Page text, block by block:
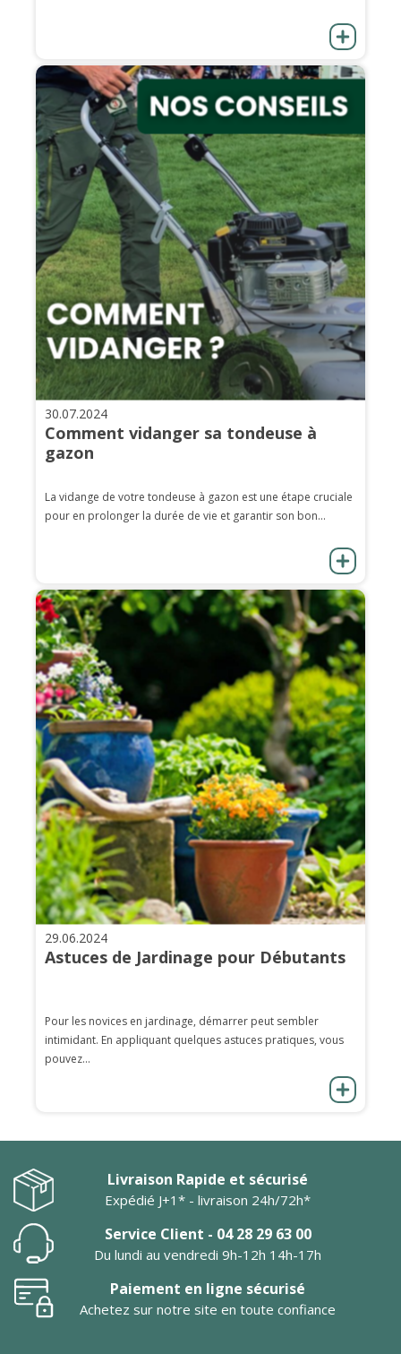
30.07.2024
Comment vidanger sa tondeuse à
gazon
La vidange de votre tondeuse à gazon est une étape cruciale
pour en prolonger la durée de vie et garantir son bon...
29.06.2024
Astuces de Jardinage pour Débutants
Pour les novices en jardinage, démarrer peut sembler
intimidant. En appliquant quelques astuces pratiques, vous
pouvez...
Livraison Rapide et sécurisé
Expédié J+1* - livraison 24h/72h*
Service Client - 04 28 29 63 00
Du lundi au vendredi 9h-12h 14h-17h
Paiement en ligne sécurisé
Achetez sur notre site en toute confiance